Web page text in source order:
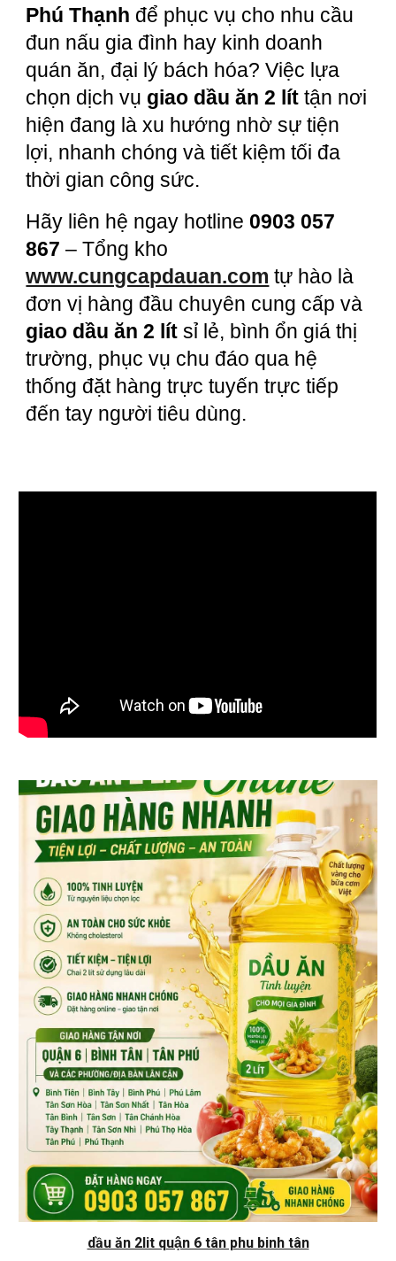
Phú Thạnh để phục vụ cho nhu cầu
đun nấu gia đình hay kinh doanh
quán ăn, đại lý bách hóa? Việc lựa
chọn dịch vụ giao dầu ăn 2 lít tận nơi
hiện đang là xu hướng nhờ sự tiện
lợi, nhanh chóng và tiết kiệm tối đa
thời gian công sức.
Hãy liên hệ ngay hotline 0903 057
867 – Tổng kho
www.cungcapdauan.com tự hào là
đơn vị hàng đầu chuyên cung cấp và
giao dầu ăn 2 lít sỉ lẻ, bình ổn giá thị
trường, phục vụ chu đáo qua hệ
thống đặt hàng trực tuyến trực tiếp
đến tay người tiêu dùng.
dầu ăn 2lit quận 6 tân phu binh tân